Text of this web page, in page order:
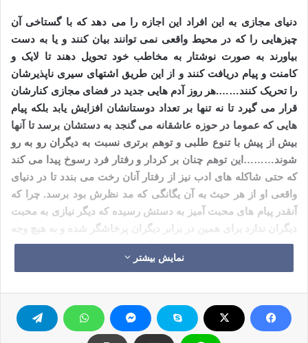
دنیای مجازی به این افراد این اجازه را می دهد که با گستاخی آن
چیزهایی را که در محیط واقعی نمی توانند بیان کنند و یا به دست
بیاورند به صورت نوشتار به مخاطب خود تحویل دهند تا لایک و
کامنت و پیام دریافت کنند و از این طریق اشتهای سیری ناپذیرشان
را تحریک کنند…….هر روز آدم هایی جدید در فضای مجازی کنارشان
قرار می گیرد تا نه تنها بر تعداد دوستانشان افزایش یابد بلکه پیام
هایی که عموما در حوزه عاشقانه می گنجد به دستشان برسد تا آنها
بیش از پیش با تنوع طلبی و توهم برتری نسبت به دیگران رو به رو
شوند……… این توهم چنان بر کردار و رفتار فرد رسوخ پیدا می کند
که حتی شاکله های ادب نیز از رفتار آنان رخت می بندد تا در دنیای
واقعی او از هر حیث به آن یگانگی که مد نظرش بود برسد. چرا که
آنقدر پیام های محبت آمیز به دستش رسیده که دیگر نیازی به محبت
دیگران ندارد برای همین در برابر دیگران پرخاشگر شده و به هیچ وجه
نمی تواند قبول کند که جایی از زندگیش دچار مشکل است……..جدا
شدن از شخصیت واقعی یک بعد ماجراست. متاسفانه تعریف ها و
دست این تعداد از جوانان می رسد سطح توقعات آنان را به صورت
جنون آمیزی بالا می برد و عرصه را چنان بر آنان تنگ می کند که دیگر
هر کسی را همتراز خود نمی یابند و و نمی توانند به گزینه هایی
نمایش بیشتر